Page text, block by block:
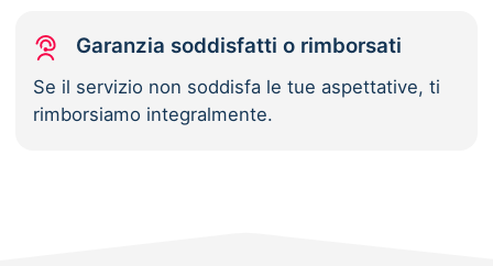
Garanzia soddisfatti o rimborsati
Se il servizio non soddisfa le tue aspettative, ti
rimborsiamo integralmente.